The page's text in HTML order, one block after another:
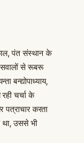
पंत संस्थान के
से रूबरू
बन्द्योपाध्याय,
चर्चा के
करता
था, उससे भी